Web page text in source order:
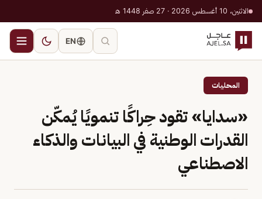
الاثنين، 10 أغسطس 2026 · 27 صفر 1448 هـ
EN
المحليات
«سدايا» تقود حِراكًا تنمويًا يُمكّن
القدرات الوطنية في البيانات والذكاء
الاصطناعي